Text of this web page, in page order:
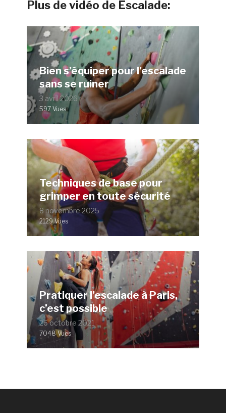
Plus de vidéo de Escalade:
Bien s’équiper pour l’escalade
sans se ruiner
3 avril 2026
597 Vues
Techniques de base pour
grimper en toute sécurité
8 novembre 2025
2129 Vues
Pratiquer l’escalade à Paris,
c’est possible
26 octobre 2021
7048 Vues